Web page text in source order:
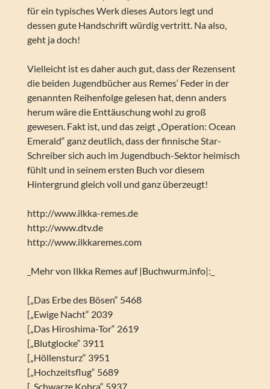
für ein typisches Werk dieses Autors legt und
dessen gute Handschrift würdig vertritt. Na also,
geht ja doch!
Vielleicht ist es daher auch gut, dass der Rezensent
die beiden Jugendbücher aus Remes‘ Feder in der
genannten Reihenfolge gelesen hat, denn anders
herum wäre die Enttäuschung wohl zu groß
gewesen. Fakt ist, und das zeigt „Operation: Ocean
Emerald“ ganz deutlich, dass der finnische Star-
Schreiber sich auch im Jugendbuch-Sektor heimisch
fühlt und in seinem ersten Buch vor diesem
Hintergrund gleich voll und ganz überzeugt!
http://www.ilkka-remes.de
http://www.dtv.de
http://www.ilkkaremes.com
_Mehr von Ilkka Remes auf |Buchwurm.info|:_
[„Das Erbe des Bösen“ 5468
[„Ewige Nacht“ 2039
[„Das Hiroshima-Tor“ 2619
[„Blutglocke“ 3911
[„Höllensturz“ 3951
[„Hochzeitsflug“ 5689
[„Schwarze Kobra“ 5937